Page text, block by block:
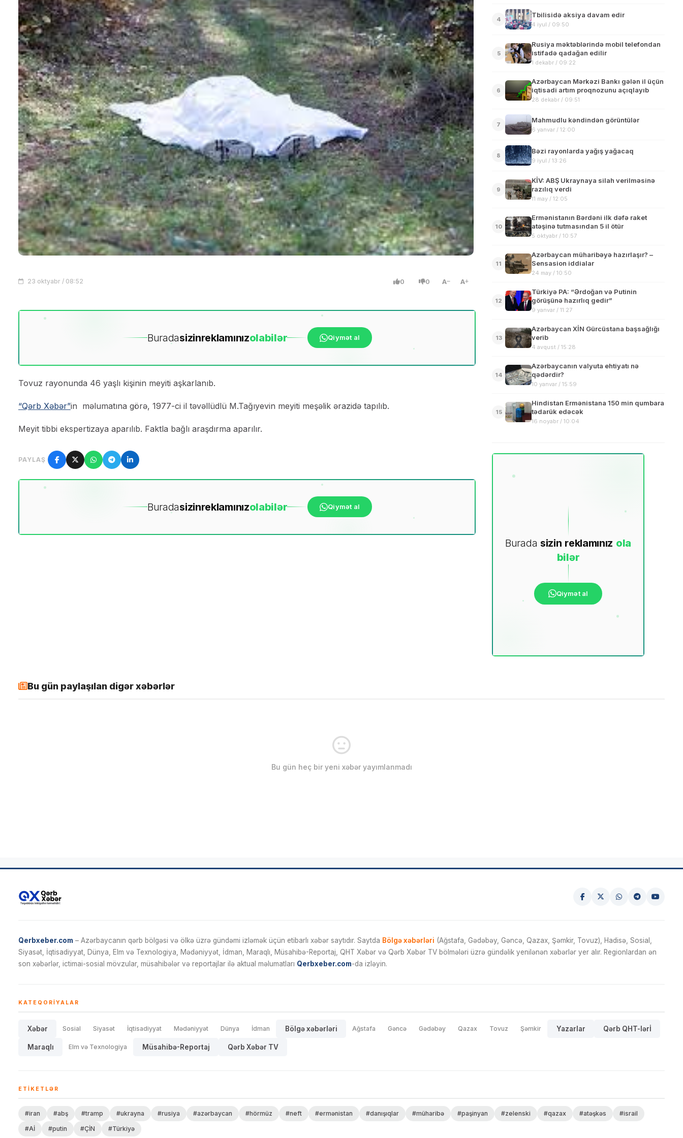
23 oktyabr / 08:52 0 0 A A
Buradasizinreklamınızolabilər Qiymət al
Tovuz rayonunda 46 yaşlı kişinin meyiti aşkarlanıb.
“Qərb Xəbər”in məlumatına görə, 1977-ci il təvəllüdlü M.Tağıyevin meyiti meşəlik ərazidə tapılıb.
Meyit tibbi ekspertizaya aparılıb. Faktla bağlı araşdırma aparılır.
PAYLAŞ
Buradasizinreklamınızolabilər Qiymət al
4
Tbilisidə aksiya davam edir
4 iyul / 09:50
5
Rusiya məktəblərində mobil telefondan
istifadə qadağan edilir
1 dekabr / 09:22
6
Azərbaycan Mərkəzi Bankı gələn il üçün
iqtisadi artım proqnozunu açıqlayıb
28 dekabr / 09:51
7
Mahmudlu kəndindən görüntülər
6 yanvar / 12:00
8
Bəzi rayonlarda yağış yağacaq
9 iyul / 13:26
9
KİV: ABŞ Ukraynaya silah verilməsinə
razılıq verdi
11 may / 12:05
10
Ermənistanın Bərdəni ilk dəfə raket
atəşinə tutmasından 5 il ötür
5 oktyabr / 10:57
11
Azərbaycan müharibəyə hazırlaşır? –
Sensasion iddialar
24 may / 10:50
12
Türkiyə PA: “Ərdoğan və Putinin
görüşünə hazırlıq gedir”
9 yanvar / 11:27
13
Azərbaycan XİN Gürcüstana başsağlığı
verib
4 avqust / 15:28
14
Azərbaycanın valyuta ehtiyatı nə
qədərdir?
10 yanvar / 15:59
15
Hindistan Ermənistana 150 min qumbara
tədarük edəcək
16 noyabr / 10:04
Burada sizin reklamınız ola
bilər
Qiymət al
Bu gün paylaşılan digər xəbərlər
Bu gün heç bir yeni xəbər yayımlanmadı
Qerbxeber.com – Azərbaycanın qərb bölgəsi və ölkə üzrə gündəmi izləmək üçün etibarlı xəbər saytıdır. Saytda Bölgə xəbərləri (Ağstafa, Gədəbəy, Gəncə, Qazax, Şəmkir, Tovuz), Hadisə, Sosial,
Siyasət, İqtisadiyyat, Dünya, Elm və Texnologiya, Mədəniyyət, İdman, Maraqlı, Müsahibə-Reportaj, QHT Xəbər və Qərb Xəbər TV bölmələri üzrə gündəlik yenilənən xəbərlər yer alır. Regionlardan ən
son xəbərlər, ictimai-sosial mövzular, müsahibələr və reportajlar ilə aktual məlumatları Qerbxeber.com-da izləyin.
KATEQORIYALAR
Xəbər Sosial Siyasət İqtisadiyyat Mədəniyyət Dünya İdman Bölgə xəbərləri Ağstafa Gəncə Gədəbəy Qazax Tovuz Şəmkir Yazarlar Qərb QHT-lərİ
Maraqlı Elm və Texnologiya Müsahibə-Reportaj Qərb Xəbər TV
ETIKETLƏR
#iran #abş #tramp #ukrayna #rusiya #azərbaycan #hörmüz #neft #ermənistan #danışıqlar #müharibə #paşinyan #zelenski #qazax #atəşkəs
#israil
#Aİ
#putin #ÇİN #Türkiyə